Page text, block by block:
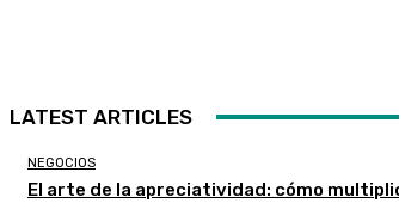
LATEST ARTICLES
NEGOCIOS
El arte de la apreciatividad: cómo